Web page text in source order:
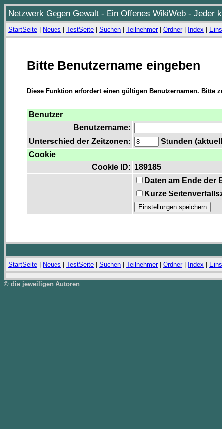
Netzwerk Gegen Gewalt - Ein Offenes WikiWeb - Jeder
StartSeite Neues TestSeite Suchen Teilnehmer| Ordner| Index
Bitte Benutzername eingeben
Diese Funktion erfordert einen gültigen Benutzernamen. Bitte
Benutzer
Benutzername:
Unterschied der Zeitzonen:
Stunden
Cookie
Cookie ID: 189185
Daten am Ende der
Kurze
StartSeite Neues TestSeite Suchen Teilnehmer| Ordner| Index
© die jeweiligen Autoren